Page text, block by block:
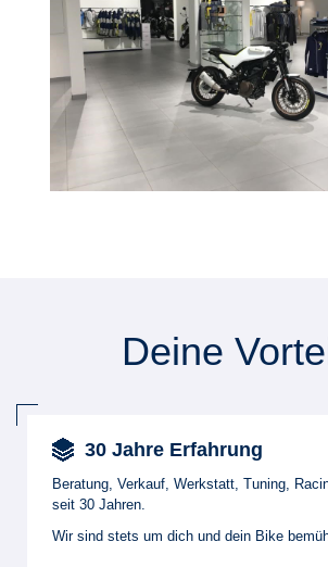
Deine
30 Jahre Erfahrung
Beratung, Verkauf, Werkstatt, Tuning,
seit 30 Jahren.
Wir sind stets um dich und dein Bike